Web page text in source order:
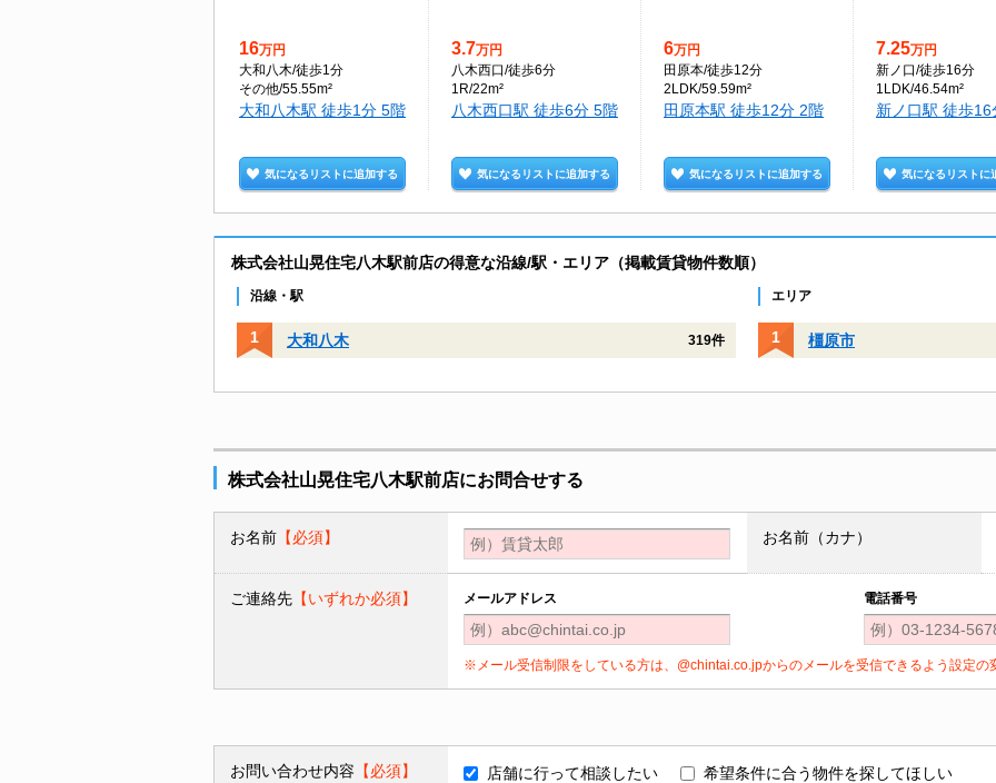
16万円
大和八木/徒歩1分
その他/55.55m²
大和八木駅 徒歩1分 5階
気になるリストに追加する
3.7万円
八木西口/徒歩6分
1R/22m²
八木西口駅 徒歩6分 5階
気になるリストに追加する
6万円
田原本/徒歩12分
2LDK/59.59m²
田原本駅 徒歩12分 2階
気になるリストに追加する
7.25万円
新ノ口/徒歩16分
1LDK/46.54m²
新ノ口駅 徒歩16
気になるリストに
株式会社山晃住宅八木駅前店の得意な沿線/駅・エリア（掲載賃貸物件数順）
沿線・駅
大和八木 319件
エリア
橿原市
株式会社山晃住宅八木駅前店にお問合せする
お名前 【必須】 お名前（カナ）
ご連絡先 【いずれか必須】 メールアドレス 電話番号
※メール受信制限をしている方は、@chintai.co.jpからのメールを受信できるよう設定の
お問い合わせ内容 【必須】 店舗に行って相談したい
希望条件に合う物件を探してほしい